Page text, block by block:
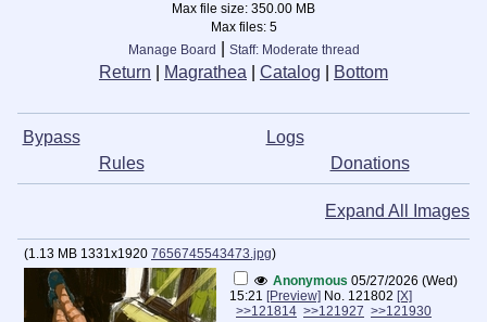
Max file size: 350.00 MB
Max files: 5
Manage Board
Staff: Moderate thread
Return Magrathea Catalog Bottom
Bypassᅠ ᅠ ᅠ ᅠ ᅠ ᅠ ᅠ ᅠ ᅠ L⁣ogsᅠ ᅠ ᅠ ᅠ ᅠ ᅠ ᅠ ᅠ
Rulesᅠ ᅠ ᅠ ᅠ ᅠ ᅠ ᅠ ᅠ ᅠ Donations
Expand All Images
(1.13 MB 1331x1920 7656745543473.jpg)
Anonymous 05/27/2026 (Wed)
15:21 [Preview] No. 121802 [X]
>>121814 >>121927 >>121930